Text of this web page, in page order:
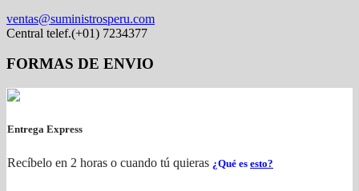
ventas@suministrosperu.com
Central telef.(+01) 7234377
FORMAS DE ENVIO
Entrega Express
Recíbelo en 2 horas o cuando tú quieras ¿Qué es esto?